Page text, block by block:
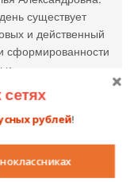
существует
и действенный
сформированности
и
Думаю,
следует
а не как
рублей!